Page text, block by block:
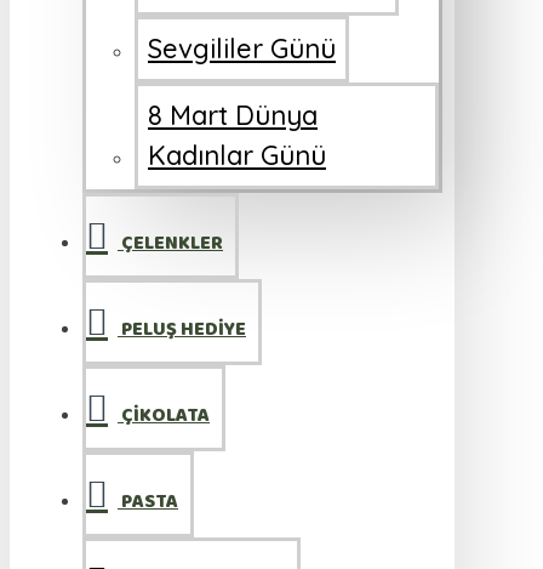
Sevgililer Günü
8 Mart Dünya
Kadınlar Günü
ÇELENKLER
PELUŞ HEDİYE
ÇİKOLATA
PASTA